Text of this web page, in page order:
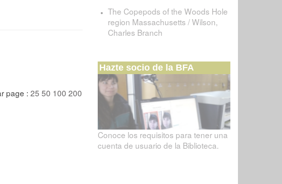
page : 25 50 100 200
The Copepods of the Woods Hole
region Massachusetts / Wilson,
Charles Branch
Hazte socio de la BFA
Conoce los requisitos para tener una
cuenta de usuario de la Biblioteca.